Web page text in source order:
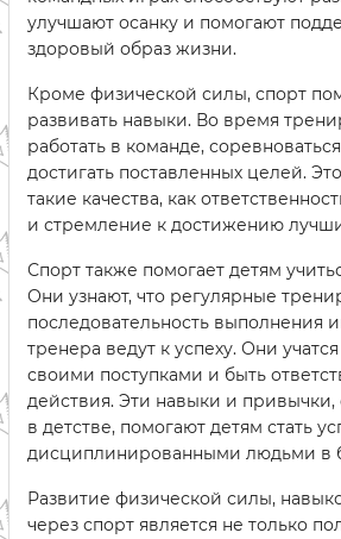
улучшают осанку и помогают
здоровый образ жизни.
Кроме физической силы, спорт
развивать навыки. Во время
работать в команде,
достигать поставленных целей.
такие качества, как
и стремление к достижению
Спорт также помогает детям
Они узнают, что регулярные
последовательность выполнения
тренера ведут к успеху. Они
своими поступками и быть
действия. Эти навыки и
в детстве, помогают детям стать
дисциплинированными людьми в
Развитие физической силы,
через спорт является не только